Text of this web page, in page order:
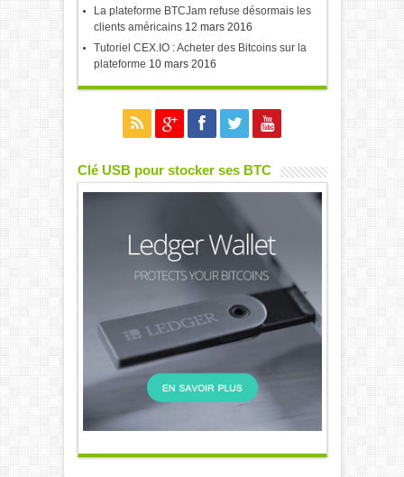
La plateforme BTCJam refuse désormais les
clients américains 12 mars 2016
Tutoriel CEX.IO : Acheter des Bitcoins sur la
plateforme 10 mars 2016
Clé USB pour stocker ses BTC